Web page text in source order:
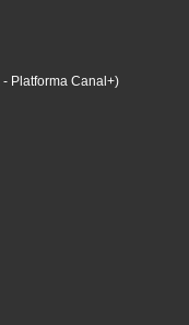
- Platforma Canal+)